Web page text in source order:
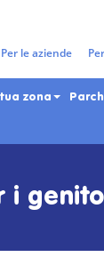
Per le aziende
tua zona
i